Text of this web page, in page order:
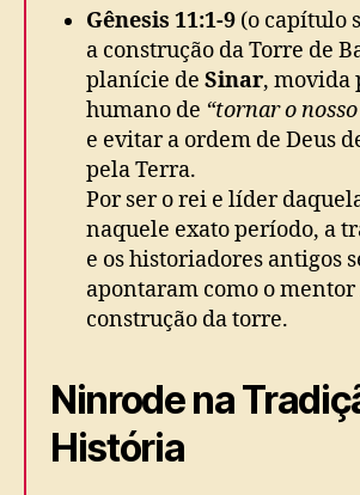
Gênesis 11:1-9 (o capítulo
a construção da Torre de
planície de Sinar, movida
humano de “tornar o
e evitar a ordem de Deus
pela Terra.
Por ser o rei e líder
naquele exato período, a
e os historiadores antigos
apontaram como o
construção da torre.
Ninrode na
História